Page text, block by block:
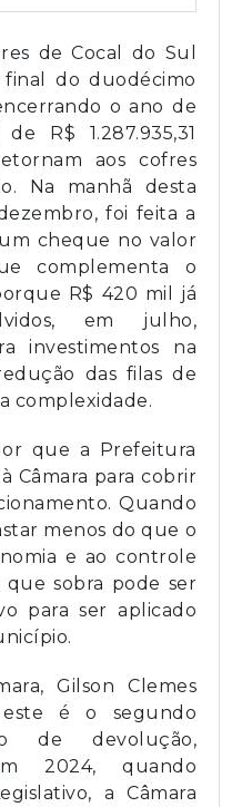
de Cocal do Sul
do duodécimo
o ano de
R$ 1.287.935,31
aos cofres
Na manhã desta
foi feita a
cheque no valor
complementa o
R$ 420 mil já
em julho,
investimentos na
das filas de
complexidade.
que a Prefeitura
Câmara para cobrir
Quando
menos do que o
e ao controle
que sobra pode ser
para ser aplicado
Gilson Clemes
é o segundo
de devolução,
2024, quando
a Câmara